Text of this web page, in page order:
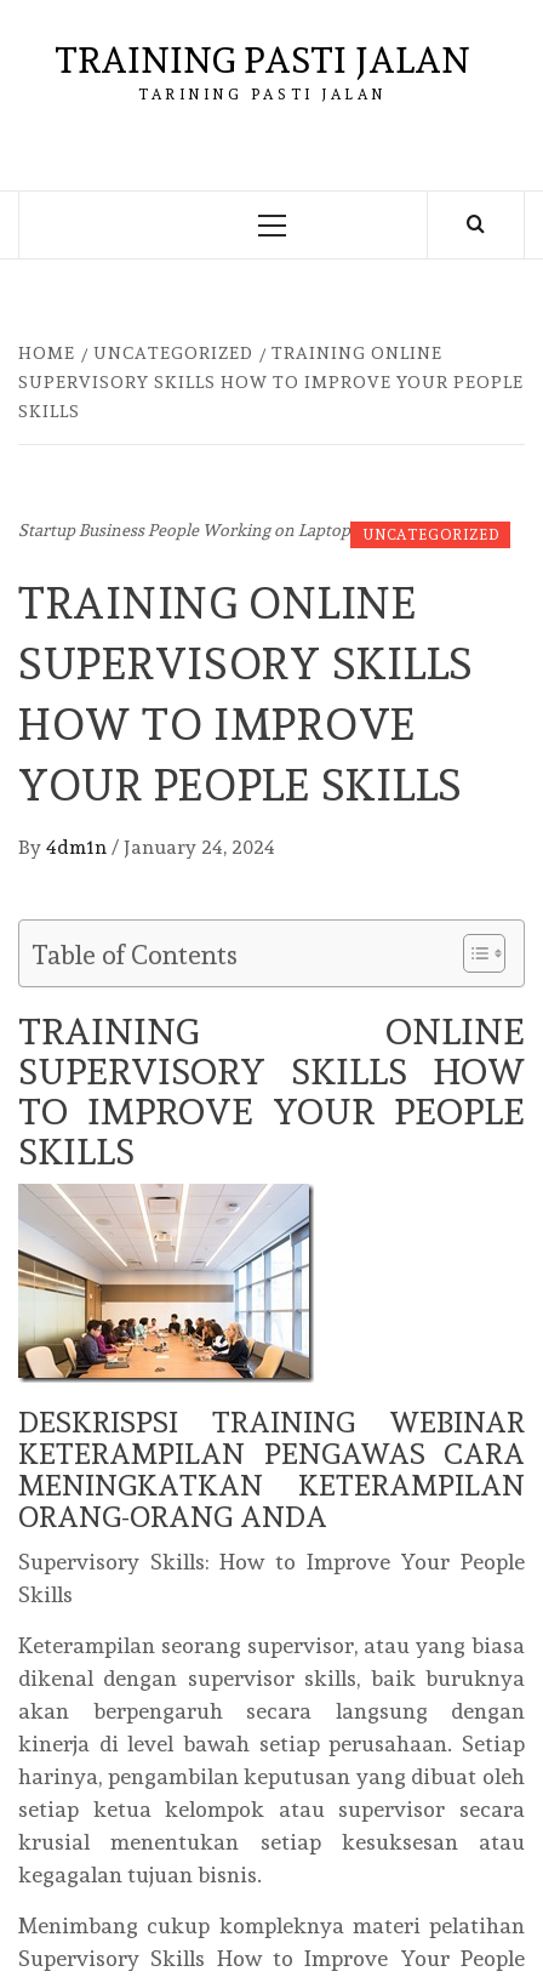
contentTRAINING PASTI JALAN
TARINING PASTI JALAN
Primary
HOME UNCATEGORIZED
TRAINING ONLINE
SUPERVISORY SKILLS HOW TO IMPROVE YOUR PEOPLE
SKILLS
Startup Business People Working on Laptop UNCATEGORIZED
TRAINING ONLINE
SUPERVISORY SKILLS
HOW TO IMPROVE
YOUR PEOPLE SKILLS
By 4dm1n / January 24, 2024
Table of Contents
TRAINING ONLINE
SUPERVISORY SKILLS HOW
TO IMPROVE YOUR PEOPLE
SKILLS
DESKRISPSI TRAINING WEBINAR
KETERAMPILAN PENGAWAS CARA
MENINGKATKAN KETERAMPILAN
ORANG-ORANG ANDA
Supervisory Skills: How to Improve Your People
Skills
Keterampilan seorang supervisor, atau yang biasa
dikenal dengan supervisor skills, baik buruknya
akan berpengaruh secara langsung dengan
kinerja di level bawah setiap perusahaan. Setiap
harinya, pengambilan keputusan yang dibuat oleh
setiap ketua kelompok atau supervisor secara
krusial menentukan setiap kesuksesan atau
kegagalan tujuan bisnis.
Menimbang cukup kompleknya materi pelatihan
Supervisory Skills How to Improve Your People